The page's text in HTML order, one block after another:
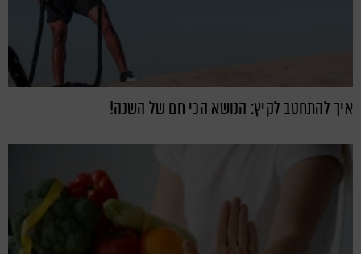
איך להתחטב לקיץ: הנושא הכי חם של השנה!